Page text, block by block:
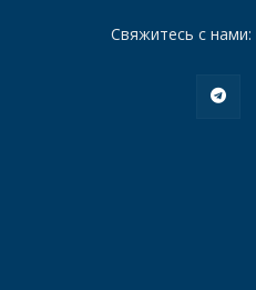
Свяжитесь с нами: